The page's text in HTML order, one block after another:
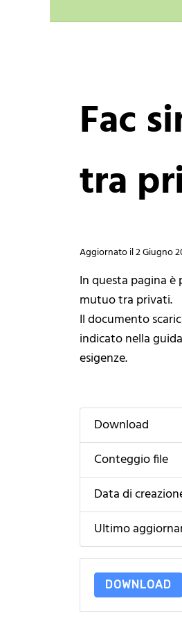
Fac
tra
Aggiornato il2 Giugno
In questa pagina
mutuo tra privati.
Il documento
indicato nella
esigenze.
Download
Conteggio file
Data di
Ultimo
DOWNLOAD